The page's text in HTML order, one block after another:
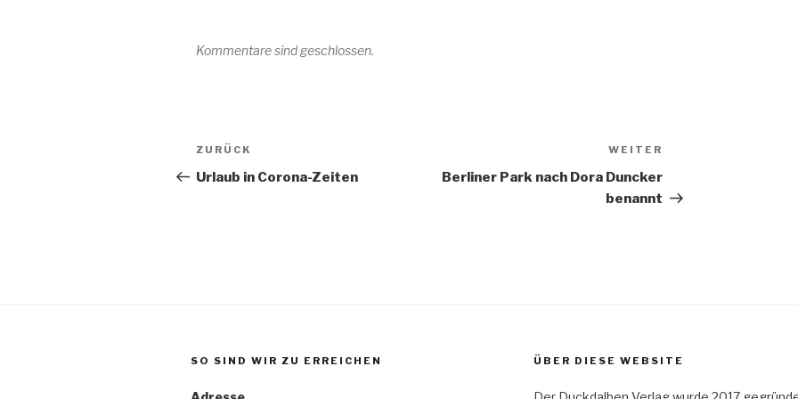
Kommentare sind geschlossen.
Beitragsnavigation
Vorheriger
Beitrag
ZURÜCK
Urlaub in Corona-Zeiten
Beitrag
WEITER
Berliner Park nach Dora Duncker
benannt
SO SIND WIR ZU ERREICHEN ÜBER DIESE WEBSITE